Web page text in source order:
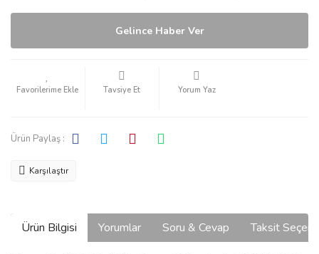
Gelince Haber Ver
Tavsiye Et Yorum Yaz
Ürün Paylaş :
Karşılaştır
Ürün Bilgisi Yorumlar Soru & Cevap Taksit